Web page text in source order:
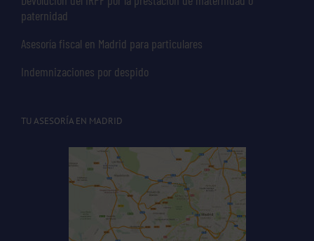
paternidad
Asesoría fiscal en Madrid para particulares
Indemnizaciones por despido
TU ASESORÍA EN MADRID